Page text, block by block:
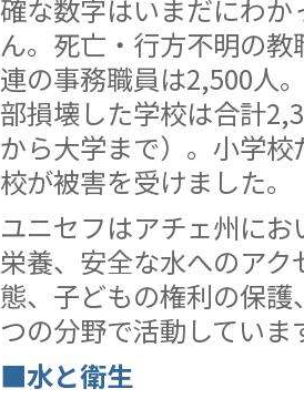
確な数字はいまだにわか
ん。死亡・行方不明の
連の事務職員は2,500人
部損壊した学校は合計
から大学まで）。小学
校が被害を受けました。
ユニセフはアチェ州にお
栄養、安全な水へのアク
態、子どもの権利の保
つの分野で活動していま
■水と衛生